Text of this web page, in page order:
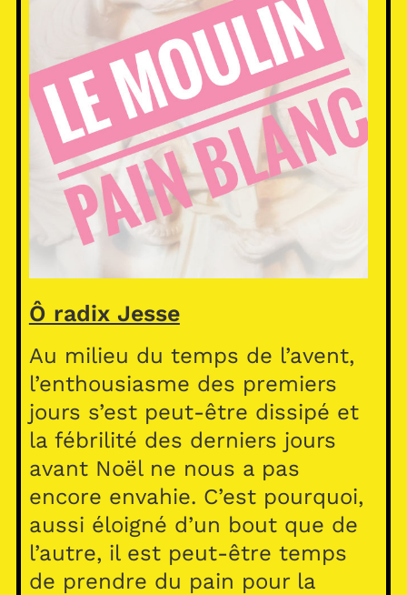
Ô radix Jesse
Au milieu du temps de l’avent,
l’enthousiasme des premiers
jours s’est peut-être dissipé et
la fébrilité des derniers jours
avant Noël ne nous a pas
encore envahie. C’est pourquoi,
aussi éloigné d’un bout que de
l’autre, il est peut-être temps
de prendre du pain pour la